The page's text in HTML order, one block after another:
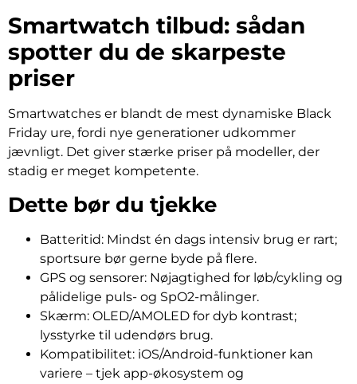
Smartwatch tilbud: sådan
spotter du de skarpeste
priser
Smartwatches er blandt de mest dynamiske Black
Friday ure, fordi nye generationer udkommer
jævnligt. Det giver stærke priser på modeller, der
stadig er meget kompetente.
Dette bør du tjekke
Batteritid: Mindst én dags intensiv brug er rart;
sportsure bør gerne byde på flere.
GPS og sensorer: Nøjagtighed for løb/cykling og
pålidelige puls- og SpO2-målinger.
Skærm: OLED/AMOLED for dyb kontrast;
lysstyrke til udendørs brug.
Kompatibilitet: iOS/Android-funktioner kan
variere – tjek app-økosystem og